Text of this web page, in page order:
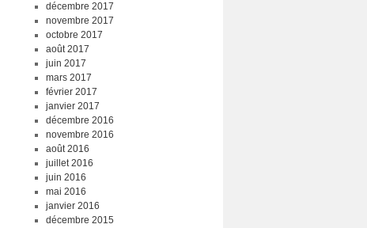
décembre 2017
novembre 2017
octobre 2017
août 2017
juin 2017
mars 2017
février 2017
janvier 2017
décembre 2016
novembre 2016
août 2016
juillet 2016
juin 2016
mai 2016
janvier 2016
décembre 2015